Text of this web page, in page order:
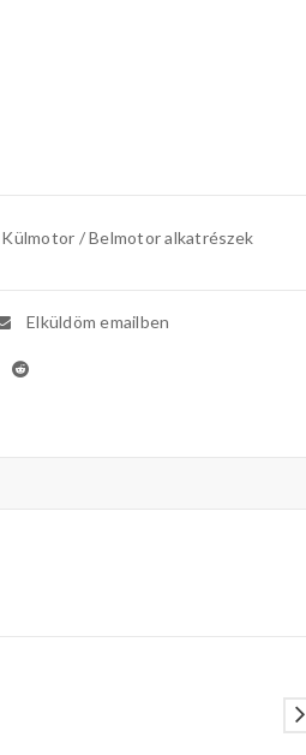
Külmotor / Belmotor alkatrészek
Elküldöm emailben